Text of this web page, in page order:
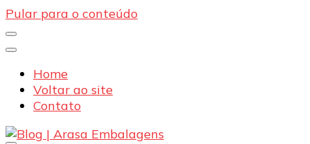
Pular para o conteúdo
Home
Voltar ao site
Contato